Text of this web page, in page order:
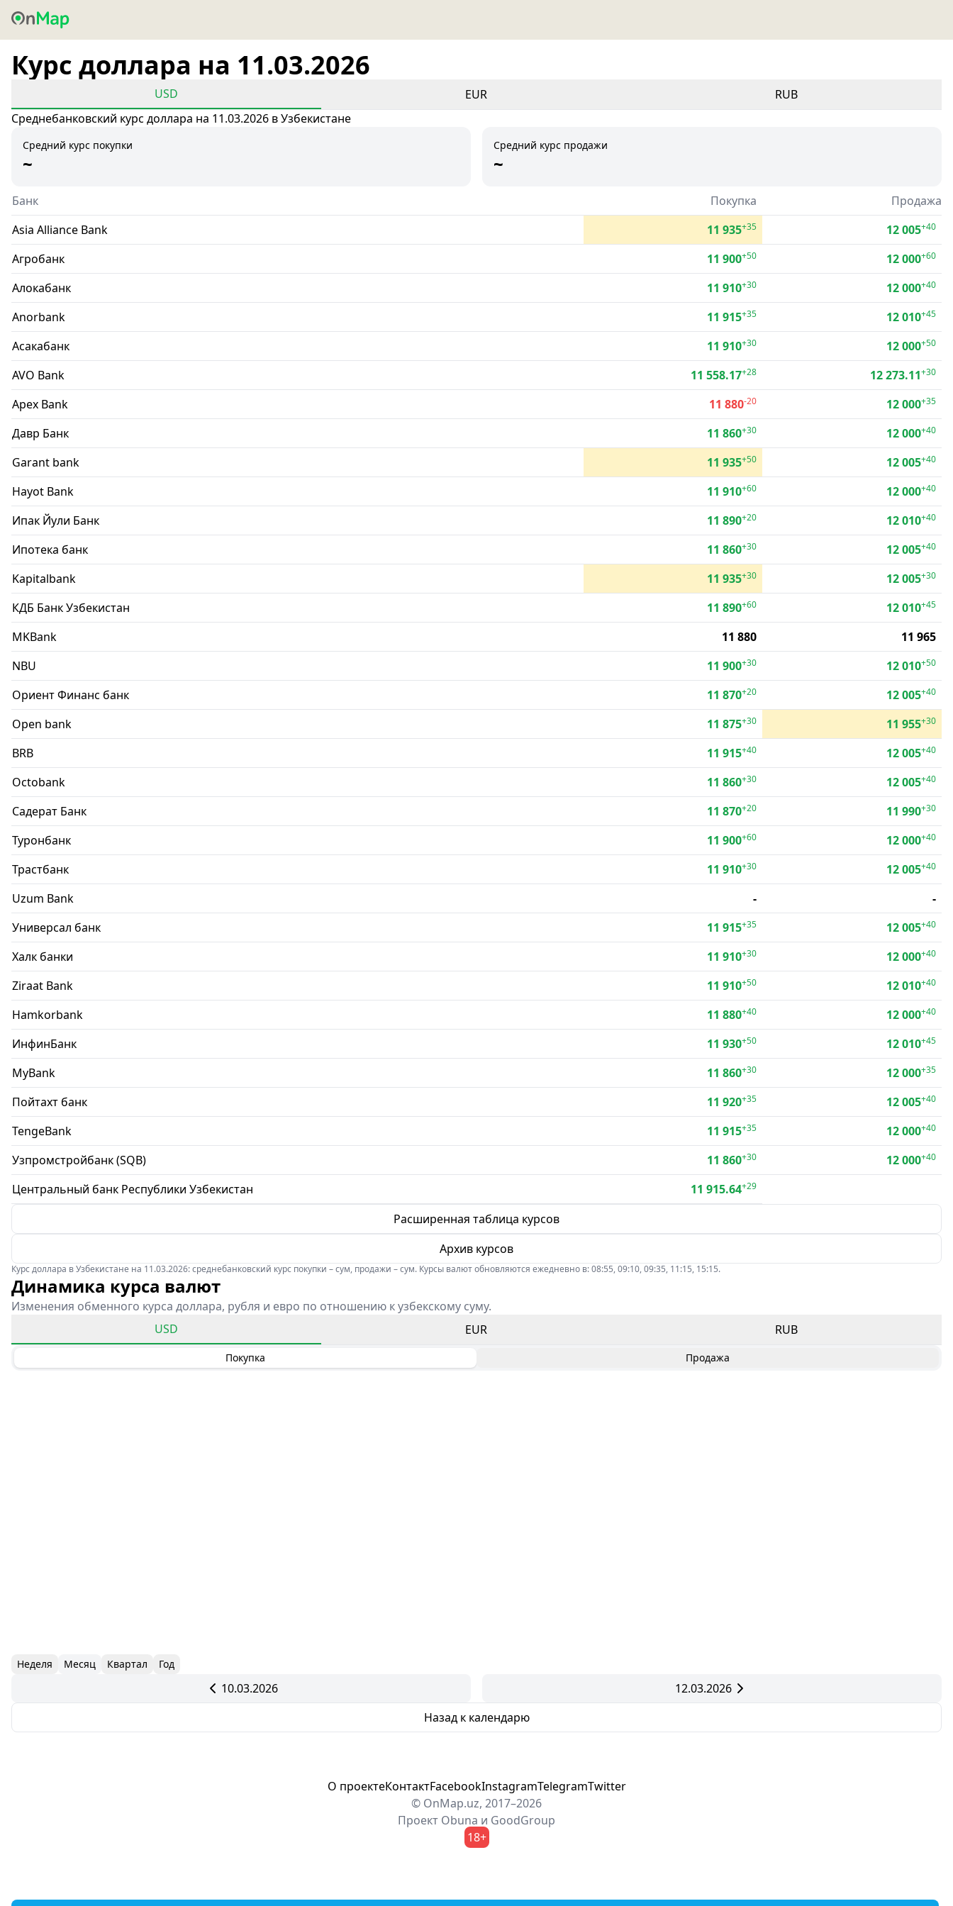
Курс доллара на 11.03.2026
USD EUR
RUB
Среднебанковский курс доллара на 11.03.2026 в Узбекистане
Средний курс покупки
~
Средний курс продажи
~
Банк Покупка
Продажа
Asia Alliance Bank
11 935+35 12 005+40
Агробанк 11 900+50 12 000+60
Алокабанк 11 910+30 12 000+40
Anorbank 11 915+35 12 010+45
Асакабанк 11 910+30 12 000+50
AVO Bank 11 558.17+28 12 273.11+30
Apex Bank 11 880-20 12 000+35
Давр Банк 11 860+30 12 000+40
Garant bank 11 935+50 12 005+40
Hayot Bank 11 910+60 12 000+40
Ипак Йули Банк 11 890+20 12 010+40
Ипотека банк 11 860+30 12 005+40
Kapitalbank 11 935+30 12 005+30
КДБ Банк Узбекистан 11 890+60 12 010+45
MKBank 11 880
11 965
NBU
11 900+30 12 010+50
Ориент Финанс банк 11 870+20 12 005+40
Open bank 11 875+30 11 955+30
BRB 11 915+40 12 005+40
Octobank 11 860+30 12 005+40
Садерат Банк 11 870+20 11 990+30
Туронбанк 11 900+60 12 000+40
Трастбанк 11 910+30 12 005+40
Uzum Bank -
-
Универсал банк
11 915+35 12 005+40
Халк банки 11 910+30 12 000+40
Ziraat Bank 11 910+50 12 010+40
Hamkorbank 11 880+40 12 000+40
ИнфинБанк 11 930+50 12 010+45
MyBank 11 860+30 12 000+35
Пойтахт банк 11 920+35 12 005+40
TengeBank 11 915+35 12 000+40
Узпромстройбанк (SQB) 11 860+30 12 000+40
Центральный банк Республики Узбекистан 11 915.64+29
Расширенная таблица курсов
Архив курсов
Курс доллара в Узбекистане на 11.03.2026: среднебанковский курс покупки – сум, продажи – сум. Курсы валют обновляются ежедневно в: 08:55, 09:10, 09:35, 11:15, 15:15.
Динамика курса валют
Изменения обменного курса доллара, рубля и евро по отношению к узбекскому суму.
USD
EUR RUB
Покупка Продажа
Неделя Месяц Квартал Год
10.03.2026
12.03.2026
Назад к календарю
О проектеКонтактFacebookInstagramTelegramTwitter
© OnMap.uz, 2017–2026
Проект Obuna и GoodGroup
18+